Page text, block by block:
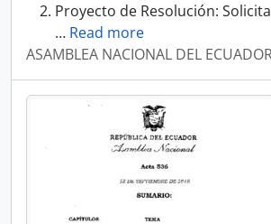
Proyecto de Resolución:
… Read more
ASAMBLEA NACIONAL DEL